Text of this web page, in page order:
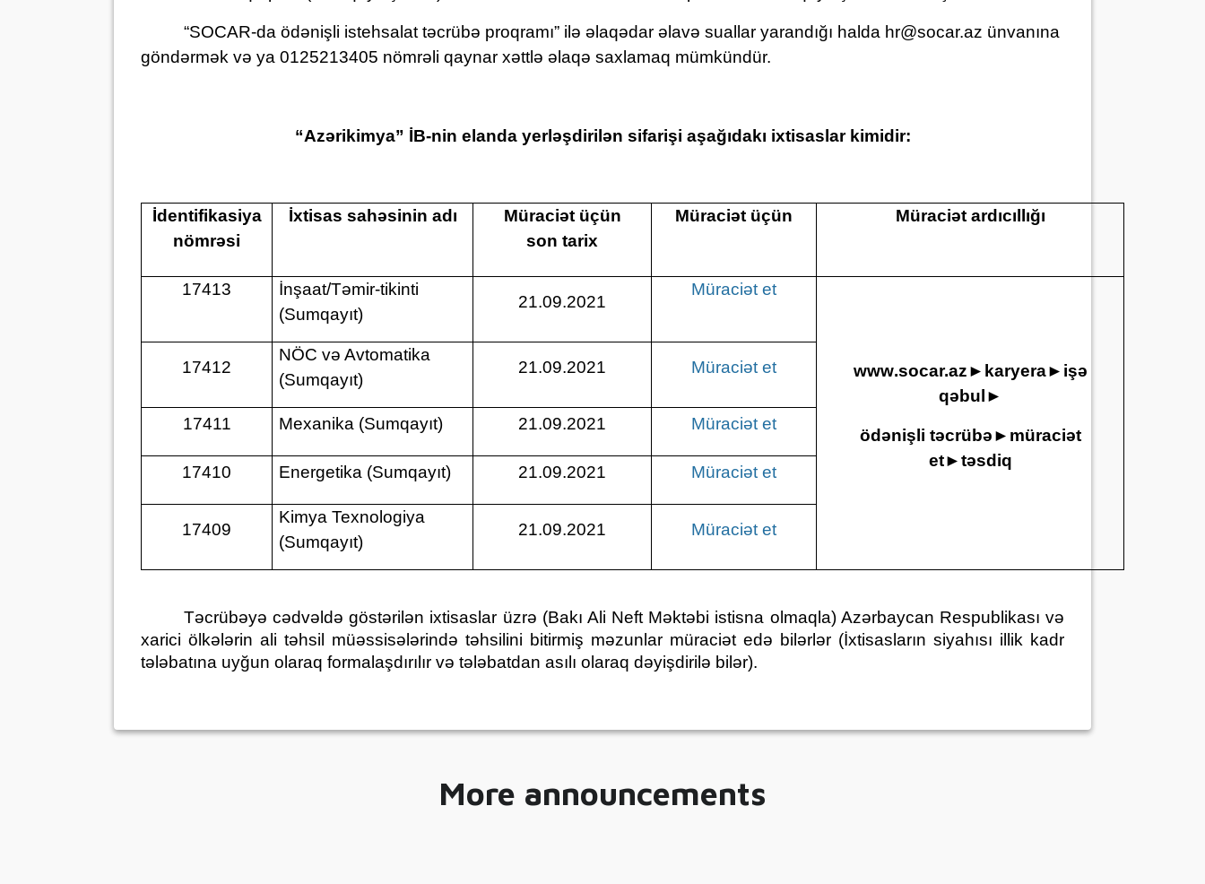
“SOCAR-da ödənişli istehsalattəcrübə proqramı” ilə əlaqədar əlavə suallar yarandığı halda hr@socar.az ünvanına
göndərmək və ya 0125213405 nömrəli qaynar xəttlə əlaqə saxlamaq mümkündür.
“Azərikimya” İB-nin elanda yerləşdirilən sifarişi aşağıdakı ixtisaslar kimidir:
İdentifikasiya
nömrəsi
İxtisas sahəsinin adı
Müraciət üçün
son tarix
Müraciət üçün Müraciət ardıcıllığı
17413
İnşaat/Təmir-tikinti
(Sumqayıt)
21.09.2021
Müraciət et
www.socar.az► karyera► işə
qəbul ►
ödənişli təcrübə► müraciət
et►təsdiq
17412
NÖC və Avtomatika
(Sumqayıt)
21.09.2021 Müraciət et
17411 Mexanika (Sumqayıt) 21.09.2021 Müraciət et
17410 Energetika (Sumqayıt) 21.09.2021 Müraciət et
17409
Kimya Texnologiya
(Sumqayıt)
21.09.2021 Müraciət et
Təcrübəyə cədvəldə göstərilən ixtisaslar üzrə (Bakı Ali Neft Məktəbi istisna olmaqla) Azərbaycan Respublikası və
xarici ölkələrin ali təhsil müəssisələrində təhsilini bitirmiş məzunlar müraciət edə bilərlər (İxtisasların siyahısı illik kadr
tələbatına uyğun olaraq formalaşdırılır və tələbatdan asılı olaraq dəyişdirilə bilər).
More announcements